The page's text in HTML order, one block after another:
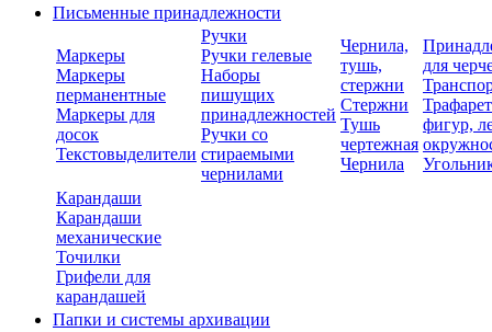
Письменные принадлежности
Маркеры
Маркеры
перманентные
Маркеры для
досок
Текстовыделители
Ручки
Ручки гелевые
Наборы
пишущих
принадлежностей
Ручки со
стираемыми
чернилами
Чернила,
тушь,
стержни
Стержни
Тушь
чертежная
Чернила
для
фигур,
Карандаши
Карандаши
механические
Точилки
Грифели для
карандашей
Папки и системы архивации